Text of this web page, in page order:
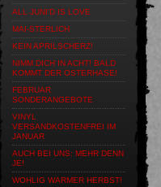
ALL JUNI'D IS LOVE
MAI-STERLICH
KEIN APRILSCHERZ!
NIMM DICH IN ACHT! BALD
KOMMT DER OSTERHASE!
FEBRUAR
SONDERANGEBOTE
VINYL
VERSANDKOSTENFREI IM
JANUAR
AUCH BEI UNS: MEHR DENN
JE!
WOHLIG WARMER HERBST!